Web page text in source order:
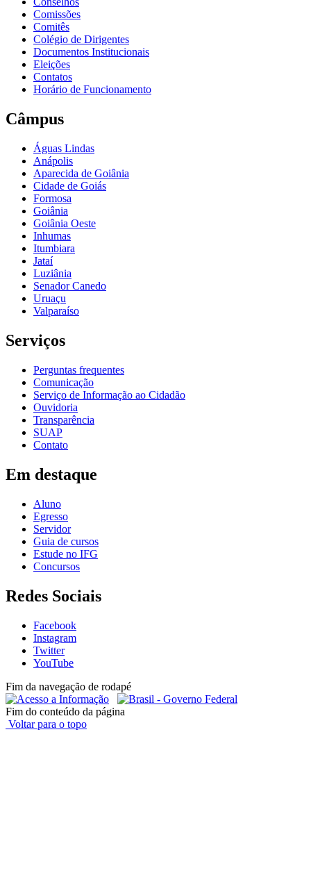
Comissões
Comitês
Colégio de Dirigentes
Documentos Institucionais
Eleições
Contatos
Horário de Funcionamento
Câmpus
Águas Lindas
Anápolis
Aparecida de Goiânia
Cidade de Goiás
Formosa
Goiânia
Goiânia Oeste
Inhumas
Itumbiara
Jataí
Luziânia
Senador Canedo
Uruaçu
Valparaíso
Serviços
Perguntas frequentes
Comunicação
Serviço de Informação ao Cidadão
Ouvidoria
Transparência
SUAP
Contato
Em destaque
Aluno
Egresso
Servidor
Guia de cursos
Estude no IFG
Concursos
Redes Sociais
Facebook
Instagram
Twitter
YouTube
Fim da navegação de rodapé
Fim do conteúdo da página
Voltar para o topo